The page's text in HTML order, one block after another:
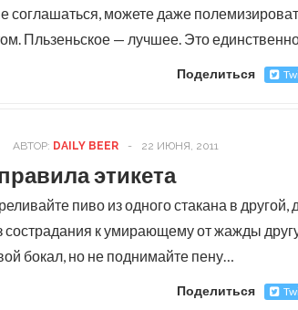
соглашаться, можете даже
Пльзеньское — лучшее. Это
Поделиться
АВТОР: DAILY BEER - 22 ИЮНЯ, 2011
этикета
пиво из одного стакана в
сострадания к умирающему от жажды
бокал, но не поднимайте пену…
Поделиться